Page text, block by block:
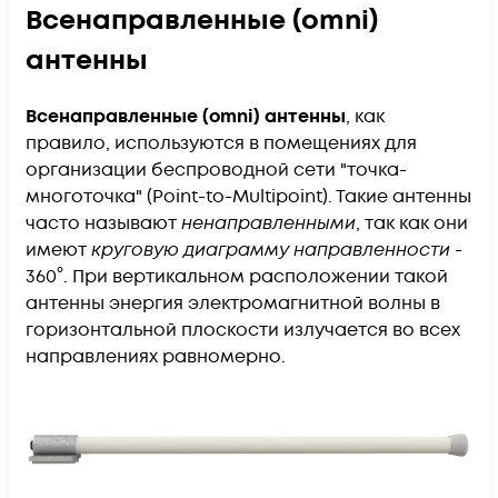
Всенаправленные (omni)
антенны
Всенаправленные (omni) антенны, как
правило, используются в помещениях для
организации беспроводной сети "точка-
многоточка" (Point-to-Multipoint). Такие антенны
часто называютненаправленными, так как они
имеюткруговую диаграмму направленности -
360°. При вертикальном расположении такой
антенны энергия электромагнитной волны в
горизонтальной плоскости излучается во всех
направлениях равномерно.